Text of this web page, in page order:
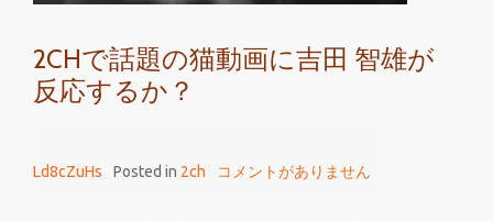
2CHで話題の猫動画に吉田 智雄が
反応するか？
Ld8cZuHs Posted in 2ch コメントがありません